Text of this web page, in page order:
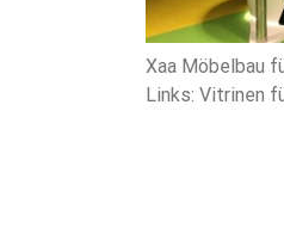
Xaa Möbelbau
Links: Vitrinen